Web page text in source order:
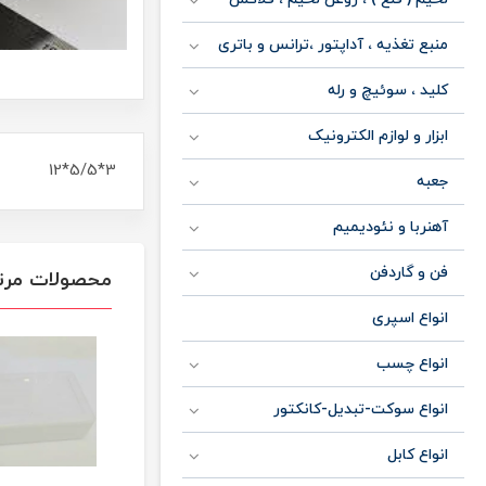
منبع تغذیه ، آداپتور ،ترانس و باتری
کلید ، سوئیچ و رله
ابزار و لوازم الکترونیک
جعبه
آهنربا و نئودیمیم
فن و گاردفن
انواع اسپری
انواع چسب
انواع سوکت-تبدیل-کانکتور
انواع کابل
3*5/5*12
محصولات